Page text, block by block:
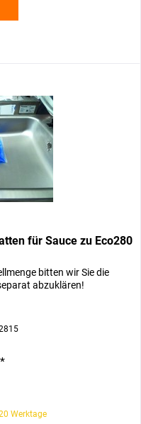
für Sauce zu Eco280
bitten wir Sie die
abzuklären!
Werktage